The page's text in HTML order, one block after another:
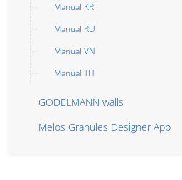
Manual KR
Manual RU
Manual VN
Manual TH
GODELMANN walls
Melos Granules Designer App